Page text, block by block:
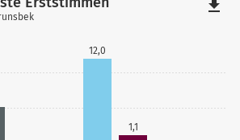
12,0
1,1
file_download